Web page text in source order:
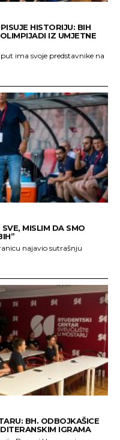
HISTORIJU: BIH
IZ UMJETNE
ima svoje predstavnike na
MISLIM DA SMO
najavio sutrašnju
BH. ODBOJKAŠICE
IGRAMA